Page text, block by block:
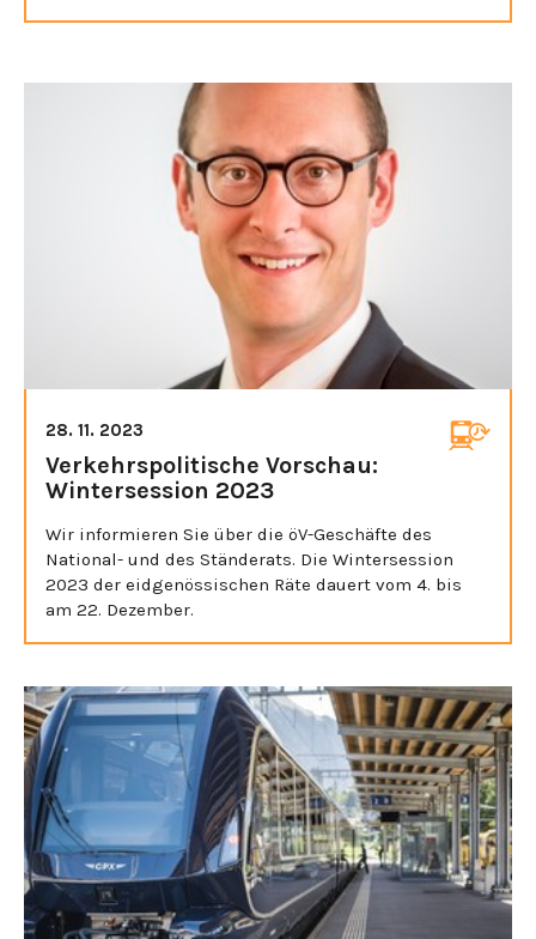
28. 11. 2023
Verkehrspolitische Vorschau:
Wintersession 2023
Wir informieren Sie über die öV-Geschäfte des
National- und des Ständerats. Die Wintersession
2023 der eidgenössischen Räte dauert vom 4. bis
am 22. Dezember.